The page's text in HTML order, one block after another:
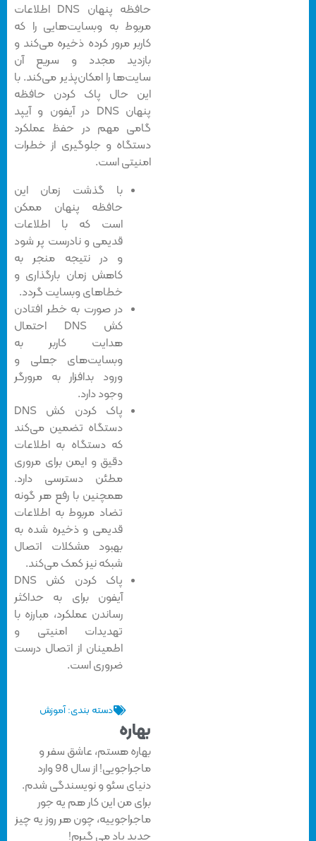
حافظه پنهان DNS اطلاعات
مربوط به وبسایت‌هایی را که
کاربر مرور کرده ذخیره می‌کند و
بازدید مجدد و سریع ‌آن
سایت‌ها را امکان‌پذیر می‌کند. با
این حال پاک کردن حافظه
پنهان DNS در آیفون و آیپد
گامی مهم در حفظ عملکرد
دستگاه و جلوگیری از خطرات
امنیتی است.
با گذشت زمان این
حافظه پنهان ممکن
است که با اطلاعات
قدیمی و نادرست پر شود
و در نتیجه منجر به
کاهش زمان بارگذاری و
خطاهای وبسایت گردد.
در صورت به خطر افتادن
کش DNS احتمال
هدایت کاربر به
وبسایت‌های جعلی و
ورود بدافزار به مرورگر
وجود دارد.
پاک کردن کش DNS
دستگاه تضمین می‌کند
که دستگاه به اطلاعات
دقیق و ایمن برای مروری
مطئن دسترسی دارد.
همچنین با رفع هر گونه
تضاد مربوط به اطلاعات
قدیمی و ذخیره شده به
بهبود مشکلات اتصال
شبکه نیز کمک می‌کند.
پاک کردن کش DNS
آیفون برای به حداکثر
رساندن عملکرد، مبارزه با
تهدیدات امنیتی و
اطمینان از اتصال درست
ضروری است.
دسته بندی:آموزش
بهاره
بهاره هستم، عاشق سفر و
ماجراجویی! از سال 98 وارد
دنیای سئو و نویسندگی شدم.
برای من این کار هم یه جور
ماجراجوییه، چون هر روز یه چیز
جدید یاد می گیرم!